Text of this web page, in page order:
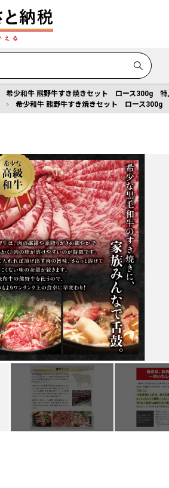
希少和牛 熊野牛すき焼きセット ロース300g 特
希少和牛 熊野牛すき焼きセット ロース300g